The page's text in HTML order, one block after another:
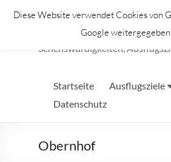
Inhalt
Lahntastisch
Sehenswürdigkeiten,
Startseite Ausflugsziele
Datenschutz
Obernhof
Diese Website verwendet Cookies von
Google